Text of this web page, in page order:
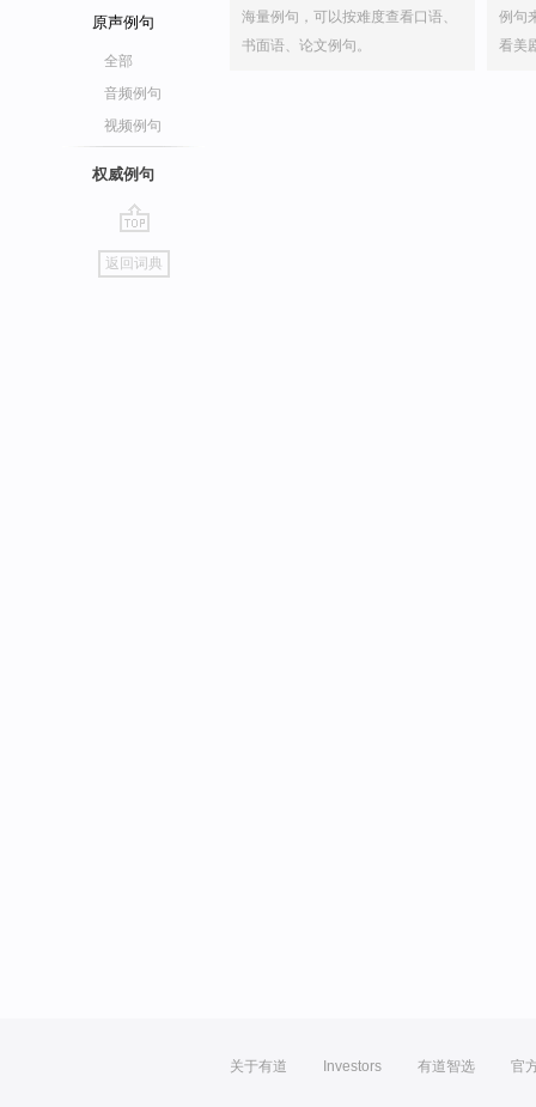
原声例句
全部
音频例句
视频例句
权威例句
go
top
返回词典
海量例句，可以按难度查看口语、
书面语、论文例句。
例句
看美
关于有道 Investors 有道智选 官